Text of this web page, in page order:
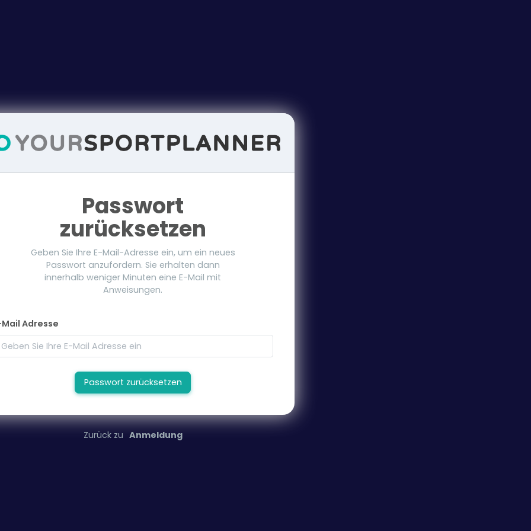
Passwort
zurücksetzen
Geben Sie Ihre E-Mail-Adresse ein, um ein neues
Passwort anzufordern. Sie erhalten dann
innerhalb weniger Minuten eine E-Mail mit
Anweisungen.
Adresse
Passwort zurücksetzen
Zurück zu Anmeldung